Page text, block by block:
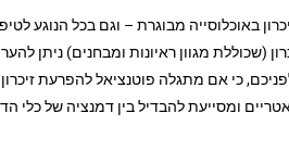
באוכלוסייה מבוגרת – וגם בכל הנוגע
(שכוללת מגוון ראיונות ומבחנים) ניתן
כי אם מתגלה פוטנציאל להפרעת
ומסייעת להבדיל בין דמנציה של כלי